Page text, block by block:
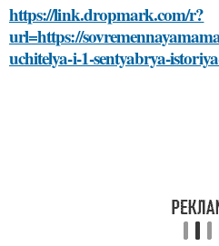
https://link.dropmark.com/r?
url=https://
uchitelya-i-1-sentyabrya-